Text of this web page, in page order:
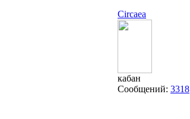
Circaea
кабан
Сообщений: 3318